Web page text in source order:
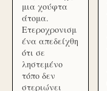
μια χούφτα
άτομα.
Ετεροχρονισμ
ένα απεδείχθη
ότι σε
ληστεμένο
τόπο δεν
στεριώνει